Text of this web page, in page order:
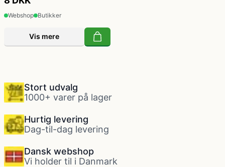
Webshop Butikker
Vis mere
Stort udvalg
1000+ varer på lager
Hurtig levering
Dag-til-dag levering
Dansk webshop
Vi holder til i Danmark